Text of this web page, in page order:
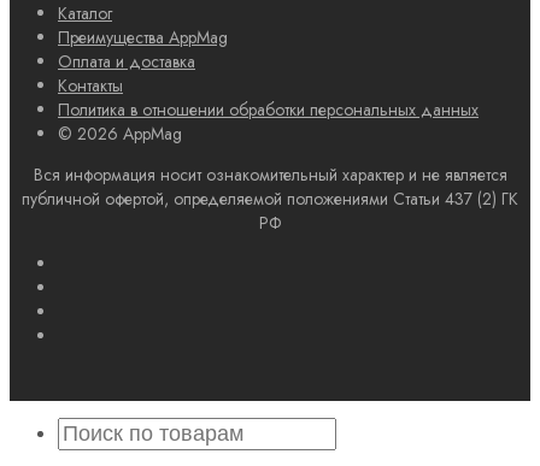
Каталог
Преимущества AppMag
Оплата и доставка
Контакты
Политика в отношении обработки персональных данных
© 2026 AppMag
Вся информация носит ознакомительный характер и не является
публичной офертой, определяемой положениями Статьи 437 (2) ГК
РФ